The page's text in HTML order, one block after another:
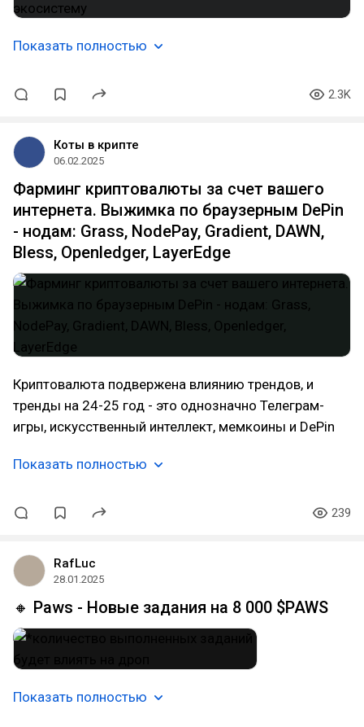
Показать полностью
2.3K
Коты в крипте
06.02.2025
Фарминг криптовалюты за счет вашего
интернета. Выжимка по браузерным DePin
- нодам: Grass, NodePay, Gradient, DAWN,
Bless, Openledger, LayerEdge
Криптовалюта подвержена влиянию трендов, и
тренды на 24-25 год - это однозначно Телеграм-
игры, искусственный интеллект, мемкоины и DePin
Показать полностью
239
RafLuc
28.01.2025
🔸 Paws - Новые задания на 8 000 $PAWS
Показать полностью